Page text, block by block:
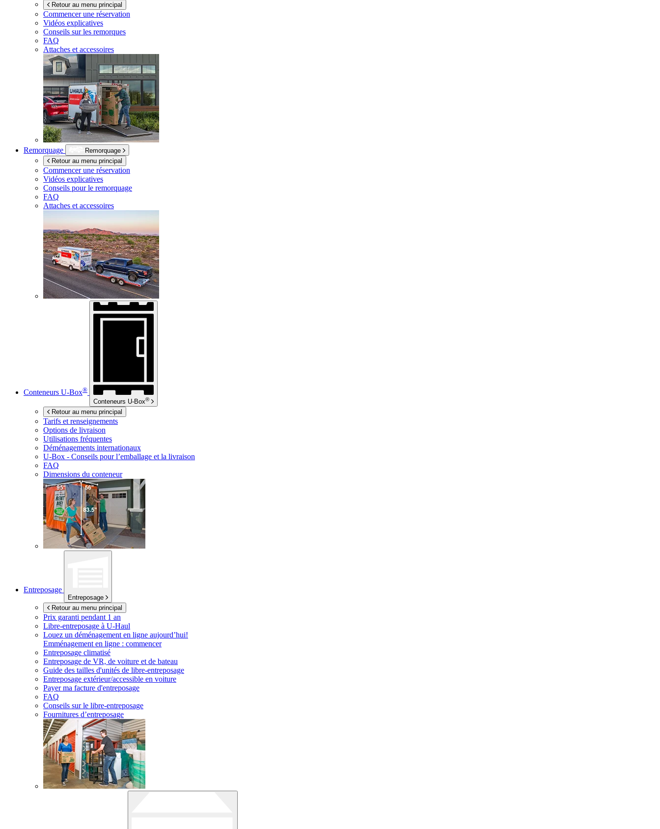
Retour au menu principal
Commencer une réservation
Vidéos explicatives
Conseils sur les remorques
FAQ
Attaches et accessoires
Remorquage
Remorquage
Retour au menu principal
Commencer une réservation
Vidéos explicatives
Conseils pour le remorquage
FAQ
Attaches et accessoires
Conteneurs U-Box®
Conteneurs U-Box®
Retour au menu principal
Tarifs et renseignements
Options de livraison
Utilisations fréquentes
Déménagements internationaux
U-Box - Conseils pour l’emballage et la livraison
FAQ
Dimensions du conteneur
Entreposage
Entreposage
Retour au menu principal
Prix garanti pendant 1 an
Libre-entreposage à U-Haul
Louez un déménagement en ligne aujourd’hui!
Emménagement en ligne : commencer
Entreposage climatisé
Entreposage de VR, de voiture et de bateau
Guide des tailles d'unités de libre-entreposage
Entreposage extérieur/accessible en voiture
Payer ma facture d'entreposage
FAQ
Conseils sur le libre-entreposage
Fournitures d’entreposage